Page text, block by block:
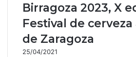
Birragoza 2023, X
Festival de
de Zaragoza
25/04/2021